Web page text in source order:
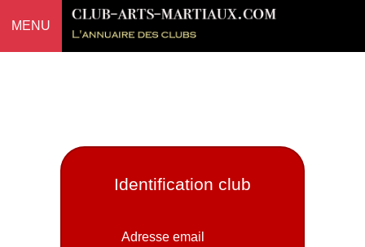
MENU
Identification club
Adresse email